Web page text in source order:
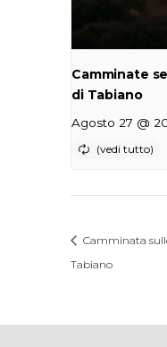
Camminate
di Tabiano
Agosto 27 @
Camminata
Tabiano